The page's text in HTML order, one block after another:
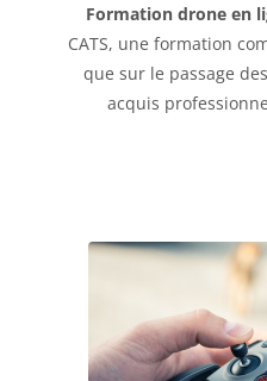
Formation drone en
CATS, une formation
que sur le passage
acquis